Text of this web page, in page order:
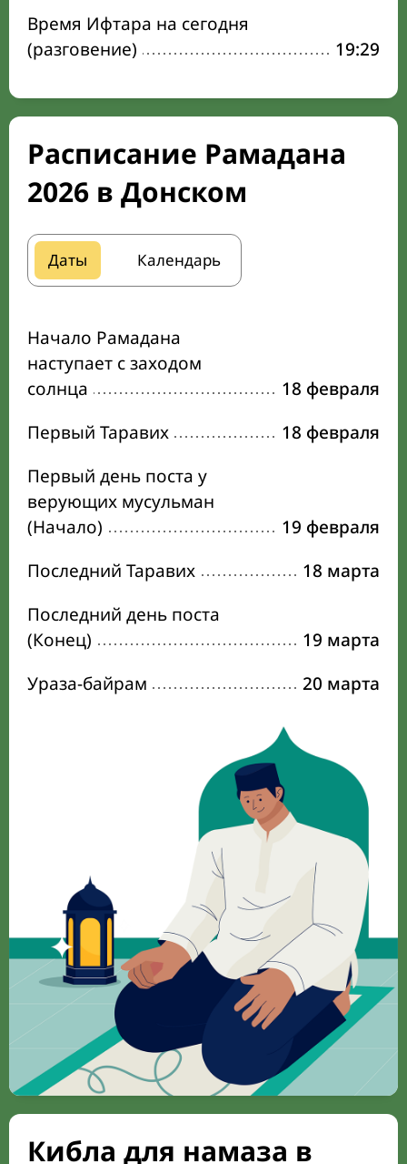
Время Ифтара на сегодня
(разговение)
19:29
Расписание Рамадана
2026 в Донском
Даты Календарь
Начало Рамадана
наступает с заходом
солнца
18 февраля
Первый Таравих
18 февраля
Первый день поста у
верующих мусульман
(Начало)
19 февраля
Последний Таравих
18 марта
Последний день поста
(Конец)
19 марта
Ураза-байрам
20 марта
Кибла для намаза в